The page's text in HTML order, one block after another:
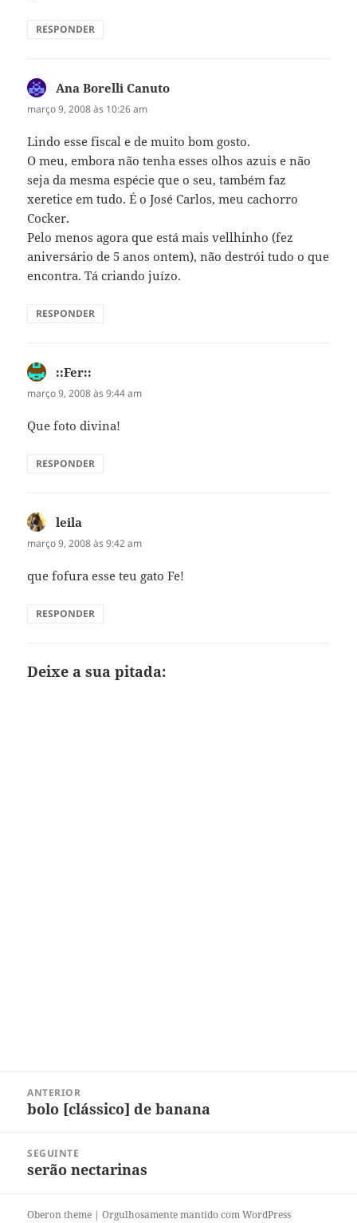
RESPONDER
Ana Borelli Canuto
março 9, 2008 às 10:26 am
Lindo esse fiscal e de muito bom gosto.
O meu, embora não tenha esses olhos azuis e não
seja da mesma espécie que o seu, também faz
xeretice em tudo. É o José Carlos, meu cachorro
Cocker.
Pelo menos agora que está mais vellhinho (fez
aniversário de 5 anos ontem), não destrói tudo o que
encontra. Tá criando juízo.
RESPONDER
::Fer::
março 9, 2008 às 9:44 am
Que foto divina!
RESPONDER
leila
março 9, 2008 às 9:42 am
que fofura esse teu gato Fe!
RESPONDER
Deixe a sua pitada:
ANTERIOR
Post
bolo [clássico] de banana
SEGUINTE
Próximo
serão nectarinas
Oberon theme |Orgulhosamente mantido com WordPress